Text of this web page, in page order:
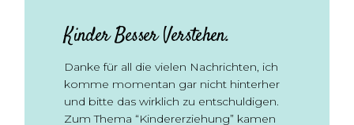
Kinder Besser Verstehen.
Danke für all die vielen Nachrichten, ich
komme momentan gar nicht hinterher
und bitte das wirklich zu entschuldigen.
Zum Thema “Kindererziehung” kamen